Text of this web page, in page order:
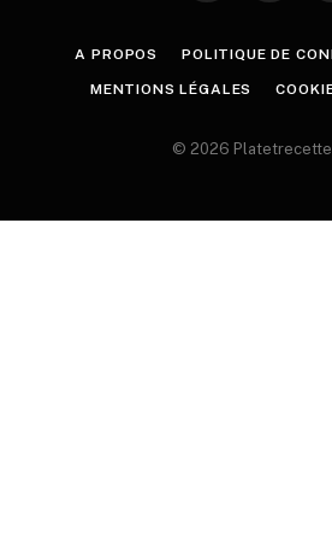
A PROPOS POLITIQUE DE
MENTIONS LÉGALES
© 2026